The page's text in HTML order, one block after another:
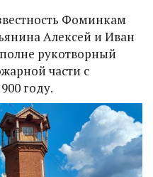
Фоминкам
Алексей и Иван
рукотворный
части с
году.